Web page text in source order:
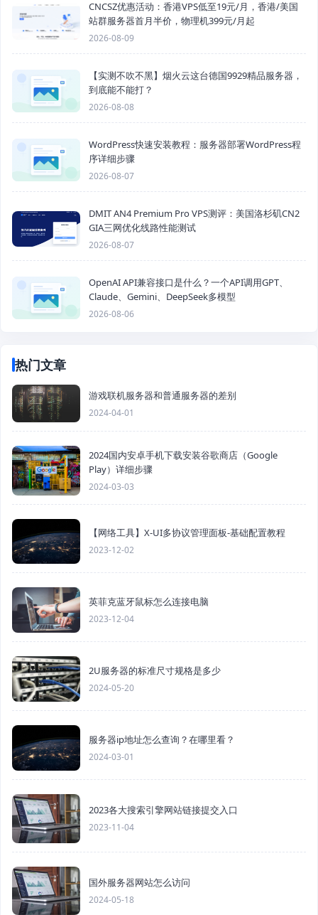
CNCSZ优惠活动：香港VPS低至19元/月，香港/美国
站群服务器首月半价，物理机399元/月起
2026-08-09
【实测不吹不黑】烟火云这台德国9929精品服务器，
到底能不能打？
2026-08-08
WordPress快速安装教程：服务器部署WordPress程
序详细步骤
2026-08-07
DMIT AN4 Premium Pro VPS测评：美国洛杉矶CN2
GIA三网优化线路性能测试
2026-08-07
OpenAI API兼容接口是什么？一个API调用GPT、
Claude、Gemini、DeepSeek多模型
2026-08-06
热门文章
游戏联机服务器和普通服务器的差别
2024-04-01
2024国内安卓手机下载安装谷歌商店（Google
Play）详细步骤
2024-03-03
【网络工具】X-UI多协议管理面板-基础配置教程
2023-12-02
英菲克蓝牙鼠标怎么连接电脑
2023-12-04
2U服务器的标准尺寸规格是多少
2024-05-20
服务器ip地址怎么查询？在哪里看？
2024-03-01
2023各大搜索引擎网站链接提交入口
2023-11-04
国外服务器网站怎么访问
2024-05-18